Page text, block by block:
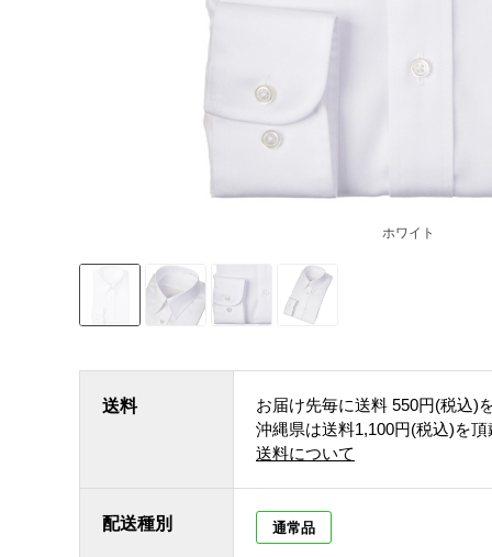
ホワイト
送料 お届け先毎に送料 550円(税込)
沖縄県は送料1,100円(税込)を
送料について
配送種別 通常品